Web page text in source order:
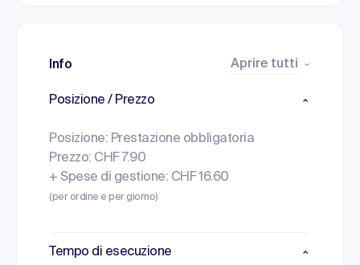
Info Aprire tutti
Posizione / Prezzo
Posizione: Prestazione obbligatoria
Prezzo: CHF 7.90
+ Spese di gestione: CHF 16.60
(per ordine e per giorno)
Tempo di esecuzione